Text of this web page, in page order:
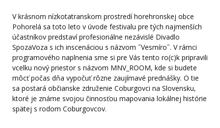
V krásnom nízkotatranskom prostredí horehronskej obce
Pohorelá sa toto leto v úvode festivalu pre tých najmenších
účastníkov predstaví profesionálne nezávislé Divadlo
SpozaVoza s ich inscenáciou s názvom ˝Vesmíro˝. V rámci
programového naplnenia sme si pre Vás tento ro(c)k pripravili
vcelku nový priestor s názvom MNV_ROOM, kde si budete
môcť počas dňa vypočuť rôzne zaujímavé prednášky. O tie
sa postará občianske združenie Coburgovci na Slovensku,
ktoré je známe svojou činnosťou mapovania lokálnej histórie
spätej s rodom Coburgovcov.